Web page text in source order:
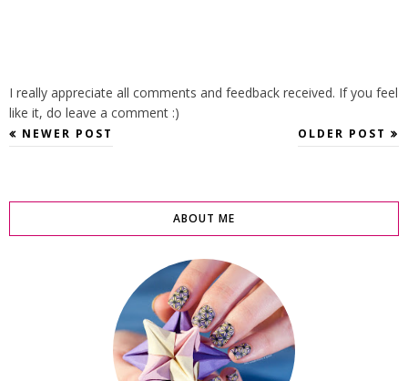
I really appreciate all comments and feedback received. If you feel
like it, do leave a comment :)
NEWER POST OLDER POST
ABOUT ME